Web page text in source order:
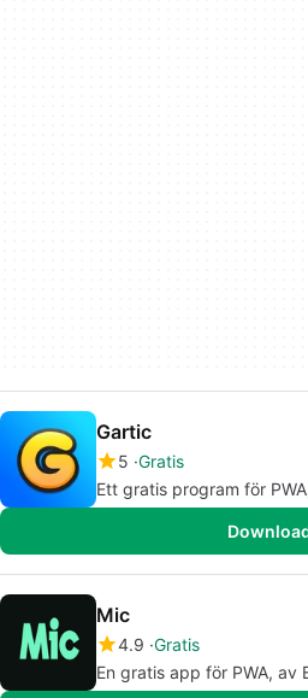
Gartic
5 Gratis
Ett gratis program för
Mic
4.9 Gratis
En gratis app för PWA, av